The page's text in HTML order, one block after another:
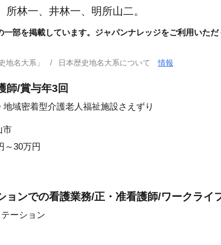
所林一、井林一、明所山二。
一部を掲載しています。ジャパンナレッジをご利用いた
地名大系」 日本歴史地名大系について情報
師/賞与年3回
域密着型介護老人福祉施設さえずり
市
～30万円
ョンでの看護業務/正・准看護師/ワークライ
ーション